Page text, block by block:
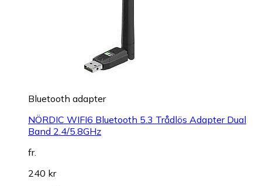
Bluetooth adapter
NÖRDIC WIFI6 Bluetooth 5.3 Trådlös Adapter Dual
Band 2.4/5.8GHz
fr.
240 kr